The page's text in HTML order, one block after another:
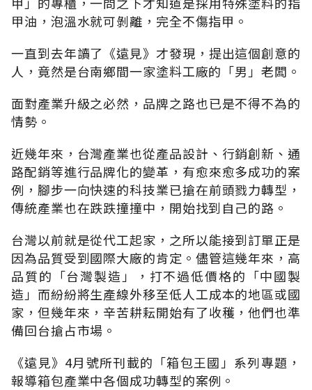
甲油，泡溫水就可剝離，完全不傷指甲。
一直到去年讀了《遠見》才發現，提出這個創意的
人，竟然是台南鄉間一家塗料工廠的「男」老闆。
面對產業升級之必然，品牌之路也已是不得不為的
情勢。
近幾年來，台灣產業也從產品設計、行銷創新、通
路配銷等進行品牌化的變革，有愈來愈多成功的案
例，腳步一向快速的科技業已搶在前頭戮力轉型，
傳統產業也在跌跌撞撞中，開始找到自己的路。
台灣以前就是從代工起家，之所以能接到訂單正是
因為品質受到國際大廠的肯定。儘管這幾年來，高
品質的「台灣製造」，打不過低價格的「中國製
造」而紛紛將生產線外移至低人工成本的地區或國
家，但幾年來，辛苦耕耘開始有了收穫，他們也準
備回台搶占市場。
《遠見》4月號所刊載的「箱包王國」系列專題，
報導箱包產業中各個成功轉型的案例。